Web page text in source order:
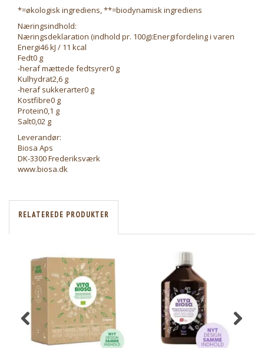
*=økologisk ingrediens, **=biodynamisk ingrediens
Næringsindhold:
Næringsdeklaration (indhold pr. 100g):Energifordeling i varen
Energi46 kJ / 11 kcal
Fedt0 g
-heraf mættede fedtsyrer0 g
Kulhydrat2,6 g
-heraf sukkerarter0 g
Kostfibre0 g
Protein0,1 g
Salt0,02 g
Leverandør:
Biosa Aps
DK-3300 Frederiksværk
www.biosa.dk
RELATEREDE PRODUKTER